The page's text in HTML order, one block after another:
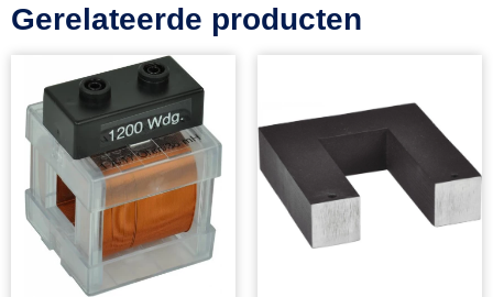
Gerelateerde producten